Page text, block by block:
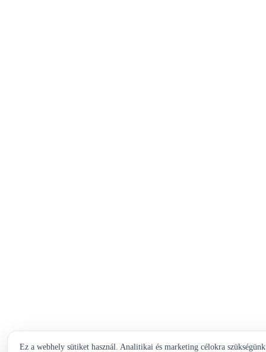
Ez a webhely sütiket használ. Analitikai és marketing célokra